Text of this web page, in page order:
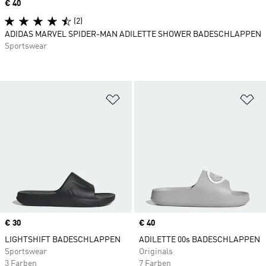
Price
€ 30
LIGHTSHIFT BADESCHLAPPEN
Sportswear
3 Farben
Price
€ 40
ADILETTE 00s BADESCHLAPPEN
Originals
7 Farben
Price
€ 40
(2)
ADIDAS MARVEL SPIDER-MAN ADILETTE SHOWER BADESCHLAPPEN
Sportswear